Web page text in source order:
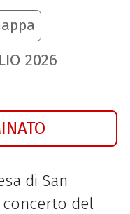
2026
di San
del